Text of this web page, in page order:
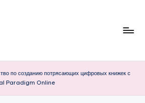
по созданию потрясающих цифровых книжек с
Paradigm Online